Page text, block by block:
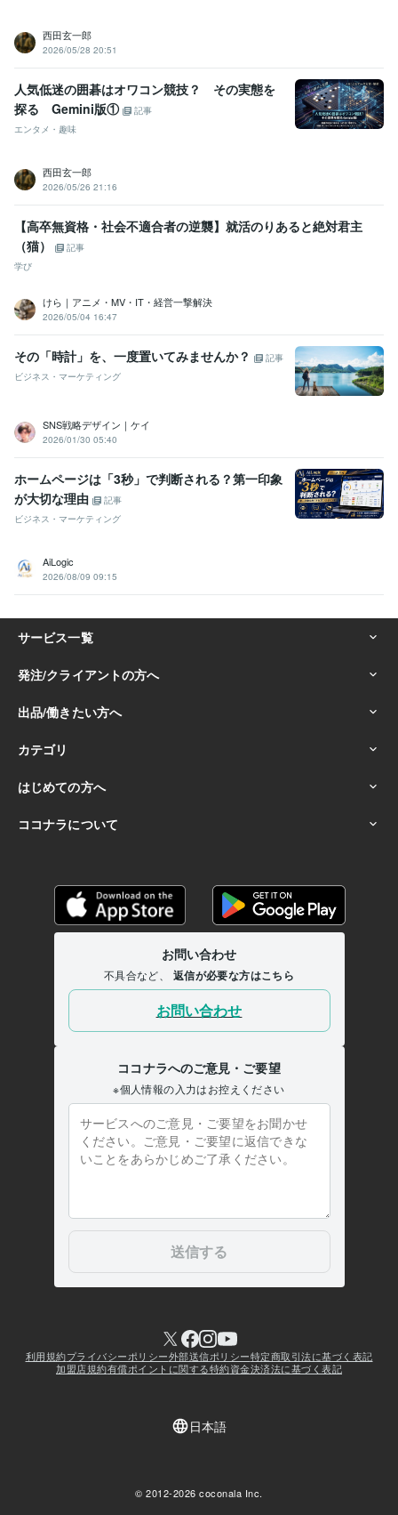
西田玄一郎
2026/05/28 20:51
人気低迷の囲碁はオワコン競技？ その実態を
探る Gemini版①
記事
エンタメ・趣味
西田玄一郎
2026/05/26 21:16
【高卒無資格・社会不適合者の逆襲】就活のりあると絶対君主
（猫）
記事
学び
けら｜アニメ・MV・IT・経営一撃解決
2026/05/04 16:47
その「時計」を、一度置いてみませんか？
記事
ビジネス・マーケティング
SNS戦略デザイン｜ケイ
2026/01/30 05:40
ホームページは「3秒」で判断される？第一印象
が大切な理由
記事
ビジネス・マーケティング
AiLogic
2026/08/09 09:15